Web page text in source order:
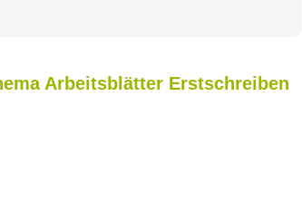
Arbeitsblätter Erstschreiben